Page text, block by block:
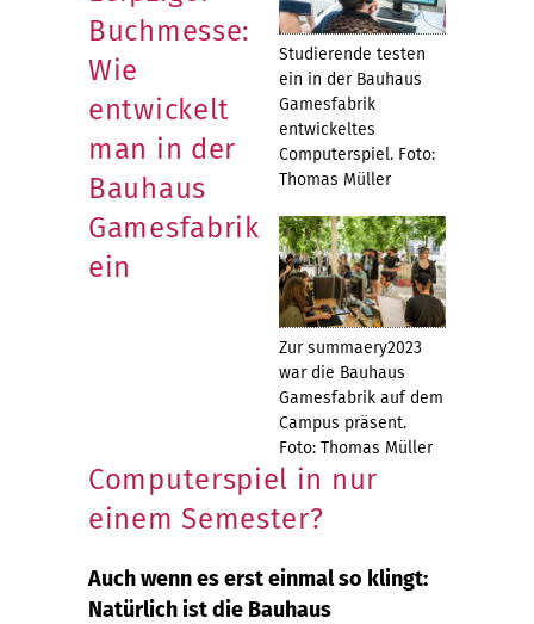
Studierende testen
ein in der Bauhaus
Gamesfabrik
entwickeltes
Computerspiel. Foto:
Thomas Müller
Zur summaery2023
war die Bauhaus
Gamesfabrik auf dem
Campus präsent.
Foto: Thomas Müller
Buchmesse:
Wie
entwickelt
man in der
Bauhaus
Gamesfabrik
ein
Computerspiel in nur
einem Semester?
Auch wenn es erst einmal so klingt:
Natürlich ist die Bauhaus